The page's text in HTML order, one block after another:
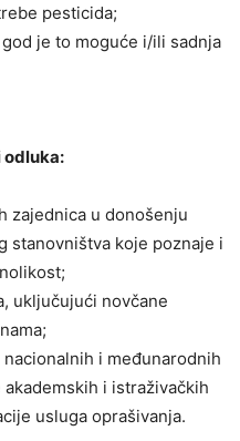
pesticida;
je to moguće i/ili sadnja
odluka:
zajednica u donošenju
stanovništva koje poznaje i
uključujući novčane
i međunarodnih
i istraživačkih
usluga oprašivanja.